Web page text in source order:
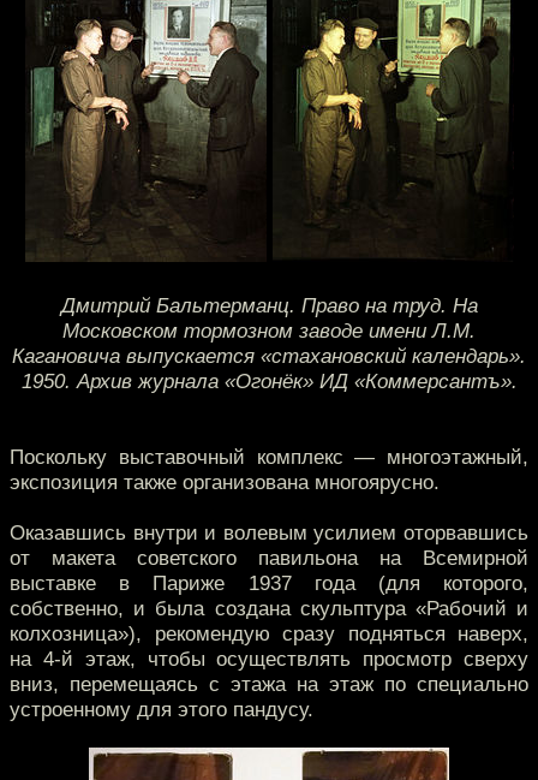
Дмитрий Бальтерманц. Право на труд. На
Московском тормозном заводе имени Л.М.
Кагановича выпускается «стахановский календарь».
1950. Архив журнала «Огонёк» ИД «Коммерсантъ».
Поскольку выставочный комплекс — многоэтажный,
экспозиция также организована многоярусно.
Оказавшись внутри и волевым усилием оторвавшись
от макета советского павильона на Всемирной
выставке в Париже 1937 года (для которого,
собственно, и была создана скульптура «Рабочий и
колхозница»), рекомендую сразу подняться наверх,
на 4-й этаж, чтобы осуществлять просмотр сверху
вниз, перемещаясь с этажа на этаж по специально
устроенному для этого пандусу.